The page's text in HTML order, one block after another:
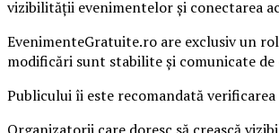
vizibilității evenimentelor și conectarea
EvenimenteGratuite.ro are exclusiv un
modificări sunt stabilite și comunicate
Publicului îi este recomandată
Organizatorii care doresc să crească